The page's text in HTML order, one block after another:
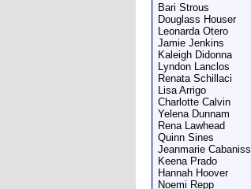
Bari Strous
Douglass Houser
Leonarda Otero
Jamie Jenkins
Kaleigh Didonna
Lyndon Lanclos
Renata Schillaci
Lisa Arrigo
Charlotte Calvin
Yelena Dunnam
Rena Lawhead
Quinn Sines
Jeanmarie Cabaniss
Keena Prado
Hannah Hoover
Noemi Repp